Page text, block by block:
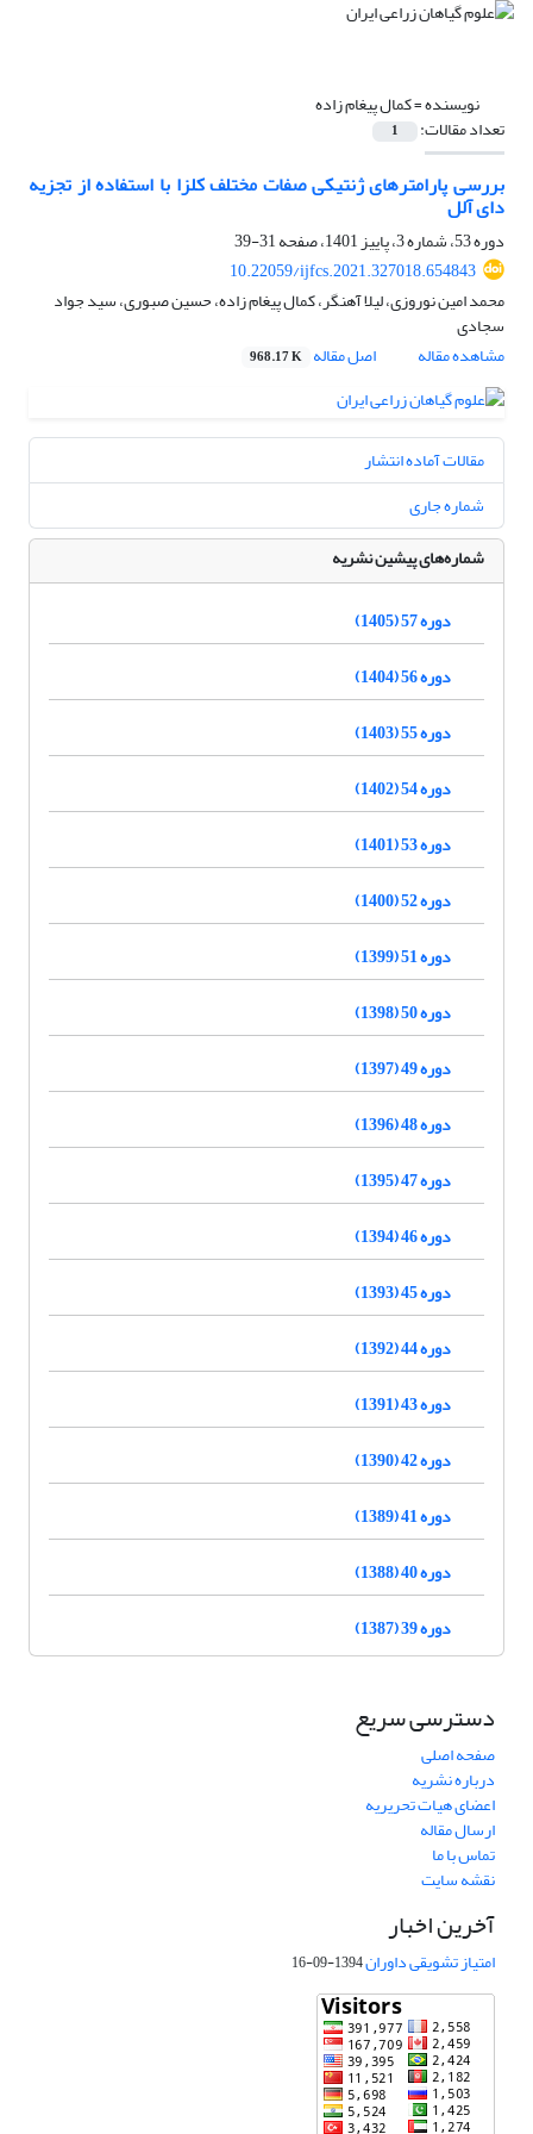
نویسنده =کمال پیغام زاده
تعداد مقالات: 1
بررسی پارامترهای ژنتیکی صفات مختلف کلزا با استفاده از تجزیه
دای آلل
دوره 53، شماره 3، پاییز 1401، صفحه
31-39
10.22059/ijfcs.2021.327018.654843
محمد امین نوروزی، لیلا آهنگر، کمال پیغام زاده، حسین صبوری، سید جواد
سجادی
مشاهده مقاله
اصل مقاله 968.17 K
مقالات آماده انتشار
شماره جاری
شماره‌های پیشین نشریه
دوره 57 (1405)
دوره 56 (1404)
دوره 55 (1403)
دوره 54 (1402)
دوره 53 (1401)
دوره 52 (1400)
دوره 51 (1399)
دوره 50 (1398)
دوره 49 (1397)
دوره 48 (1396)
دوره 47 (1395)
دوره 46 (1394)
دوره 45 (1393)
دوره 44 (1392)
دوره 43 (1391)
دوره 42 (1390)
دوره 41 (1389)
دوره 40 (1388)
دوره 39 (1387)
دسترسی سریع
صفحه اصلی
درباره نشریه
اعضای هیات تحریریه
ارسال مقاله
تماس با ما
نقشه سایت
آخرین اخبار
امتیاز تشویقی داوران1394-09-16